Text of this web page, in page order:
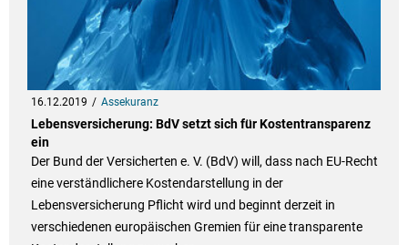
16.12.2019 Assekuranz
Lebensversicherung: BdV setzt sich für Kostentransparenz
ein
Der Bund der Versicherten e. V. (BdV) will, dass nach EU-Recht
eine verständlichere Kostendarstellung in der
Lebensversicherung Pflicht wird und beginnt derzeit in
verschiedenen europäischen Gremien für eine transparente